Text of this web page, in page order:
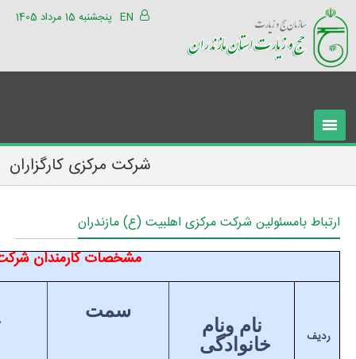
پنجشنبه 15 مرداد 1405 EN
شرکت مرکزی کارگزاران
ارتباط بامسئولین شرکت مرکزی اهلبیت (ع) مازندران
مشخصات کارمندان
ردیف نام ونام
خانوادگی
سمت